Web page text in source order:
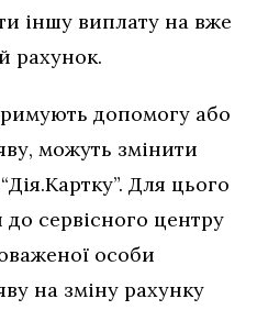
іншу виплату на вже
рахунок.
допомогу або
можуть змінити
Для цього
сервісного центру
особи
на зміну рахунку